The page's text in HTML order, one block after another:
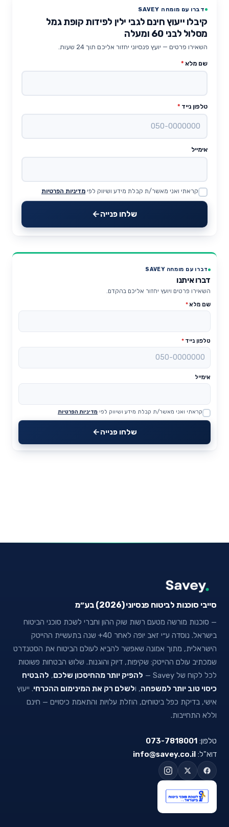
דברו עם מומחה SAVEY
קיבלו ייעוץ חינם לגבי ילין לפידות קופת גמל
מסלול לבני 60 ומעלה
השאירו פרטים — יועץ פנסיוני יחזור אליכם תוך 24 שעות.
שם מלא *
טלפון נייד *
אימייל
Website
קראתי ואני מאשר/ת קבלת מידע ושיווק לפי מדיניות הפרטיות
שלחו פנייה
דברו עם מומחה SAVEY
דברו איתנו
השאירו פרטים ויועץ יחזור אליכם בהקדם.
שם מלא*
טלפון נייד *
אימייל
Website
קראתי ואני מאשר/ת קבלת מידע ושיווק לפי מדיניות הפרטיות
שלחו פנייה
סייבי סוכנות לביטוח פנסיוני (2026) בע״מ
— סוכנות מורשה מטעם רשות שוק ההון וחברי לשכת סוכני הביטוח
בישראל. נוסדה ע״י זאב יופה לאחר 40+ שנה בתעשיית ההייטק
הישראלית, מתוך אמונה שאפשר להביא לעולם הביטוח את הסטנדרט
שמכתיב עולם ההייטק: שקיפות, דיוק והוגנות. שלוש הבטחות פשוטות
לכל לקוח של Savey —
להפיק יותר מהחיסכון שלכם, להבטיח
כיסוי טוב יותר למשפחה, ולשלם רק את המינימום ההכרחי. ייעוץ
אישי, בדיקת כפל ביטוחים, הוזלת עלויות והתאמת כיסויים — חינם
וללא התחייבות.
טלפון: 073-7818001
דוא"ל: info@savey.co.il